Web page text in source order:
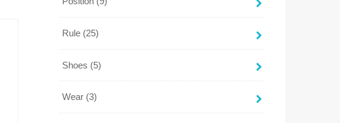
Rule (25)
Shoes (5)
Wear (3)